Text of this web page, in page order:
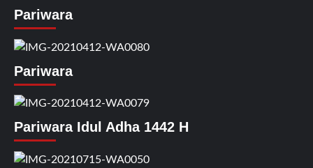
Pariwara
Pariwara
Pariwara Idul Adha 1442 H